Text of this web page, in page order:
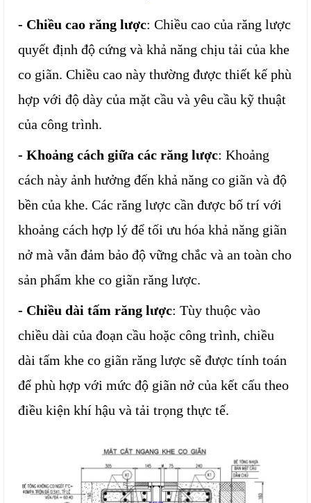
- Chiều cao răng lược: Chiều cao của răng lược
quyết định độ cứng và khả năng chịu tải của khe
co giãn. Chiều cao này thường được thiết kế phù
hợp với độ dày của mặt cầu và yêu cầu kỹ thuật
của công trình.
- Khoảng cách giữa các răng lược: Khoảng
cách này ảnh hưởng đến khả năng co giãn và độ
bền của khe. Các răng lược cần được bố trí với
khoảng cách hợp lý để tối ưu hóa khả năng giãn
nở mà vẫn đảm bảo độ vững chắc và an toàn cho
sản phẩm khe co giãn răng lược.
- Chiều dài tấm răng lược: Tùy thuộc vào
chiều dài của đoạn cầu hoặc công trình, chiều
dài tấm khe co giãn răng lược sẽ được tính toán
để phù hợp với mức độ giãn nở của kết cấu theo
điều kiện khí hậu và tải trọng thực tế.